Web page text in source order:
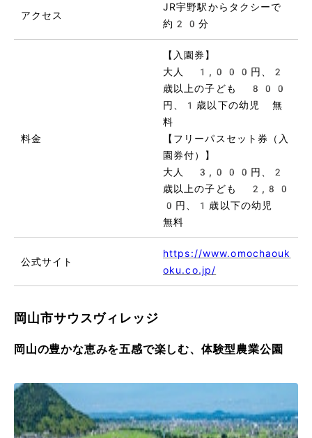
アクセス
JR宇野駅からタクシーで
約20分
料金
【入園券】
大人 1,000円、2
歳以上の子ども 800
円、1歳以下の幼児 無
料
【フリーパスセット券（入
園券付）】
大人 3,000円、2
歳以上の子ども 2,80
0円、1歳以下の幼児
無料
公式サイト
https://www.omochaouk
oku.co.jp/
岡山市サウスヴィレッジ
岡山の豊かな恵みを五感で楽しむ、体験型農業公園